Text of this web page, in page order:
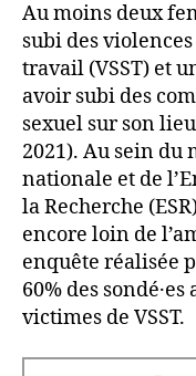
Au moins deux
subi des
travail (VSST) et
avoir subi des
sexuel sur son
2021). Au sein du
nationale et de
la Recherche
encore loin de
enquête réalisée
60% des
victimes de VSST.